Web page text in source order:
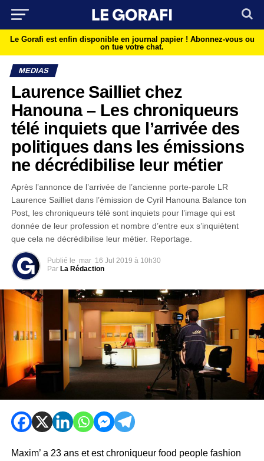
Le Gorafi est enfin disponible en journal papier ! Abonnez-vous ou
on tue votre chat.
MEDIAS
Laurence Sailliet chez
Hanouna – Les chroniqueurs
télé inquiets que l’arrivée des
politiques dans les émissions
ne décrédibilise leur métier
Après l’annonce de l’arrivée de l’ancienne porte-parole LR
Laurence Sailliet dans l’émission de Cyril Hanouna Balance ton
Post, les chroniqueurs télé sont inquiets pour l’image qui est
donnée de leur profession et nombre d’entre eux s’inquiètent
que cela ne décrédibilise leur métier. Reportage.
Publié le mar 16 Jul 2019 à 10h30
Par La Rédaction
Maxim’ a 23 ans et est chroniqueur food people fashion